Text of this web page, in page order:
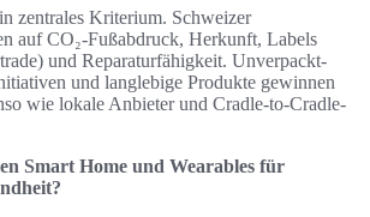
zentrales Kriterium. Schweizer
auf CO₂-Fußabdruck, Herkunft, Labels
und Reparaturfähigkeit. Unverpackt-
und langlebige Produkte gewinnen
wie lokale Anbieter und Cradle‑to‑Cradle-
Smart Home und Wearables für